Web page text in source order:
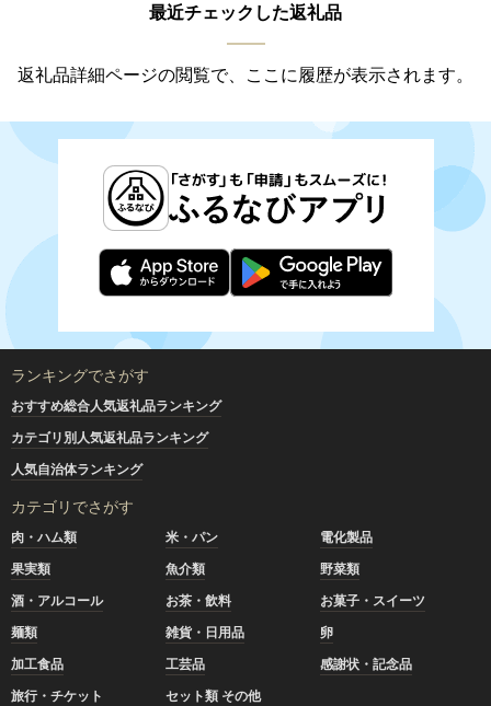
最近チェックした返礼品
返礼品詳細ページの閲覧で、ここに履歴が表示されます。
ランキングでさがす
おすすめ総合人気返礼品ランキング
カテゴリ別人気返礼品ランキング
人気自治体ランキング
カテゴリでさがす
肉・ハム類 米・パン
電化製品
果実類
魚介類
野菜類
酒・アルコール
お茶・飲料
お菓子・スイーツ
麺類
雑貨・日用品
卵
加工食品
工芸品
感謝状・記念品
旅行・チケット
セット類 その他